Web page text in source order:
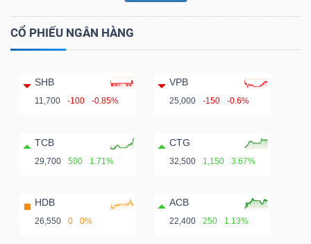
CỔ PHIẾU NGÂN HÀNG
SHB
11,700 -100 -0.85%
VPB
25,000 -150 -0.6%
TCB
29,700 500 1.71%
CTG
32,500 1,150 3.67%
HDB
26,550 0 0%
ACB
22,400 250 1.13%